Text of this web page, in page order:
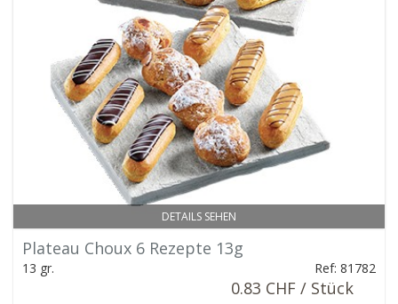
DETAILS SEHEN
Plateau Choux 6 Rezepte 13g
13 gr. Ref: 81782
0.83 CHF / Stück